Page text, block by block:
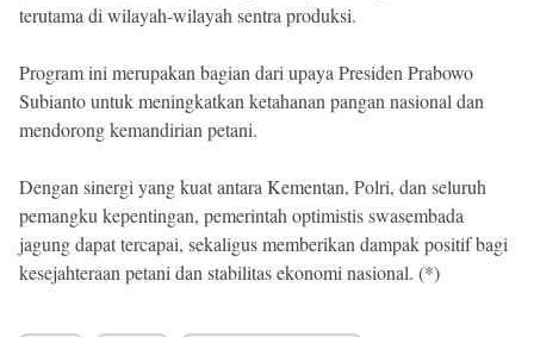
terutama di wilayah-wilayah sentra produksi.
Program ini merupakan bagian dari upaya Presiden Prabowo
Subianto untuk meningkatkan ketahanan pangan nasional dan
mendorong kemandirian petani.
Dengan sinergi yang kuat antara Kementan, Polri, dan seluruh
pemangku kepentingan, pemerintah optimistis swasembada
jagung dapat tercapai, sekaligus memberikan dampak positif bagi
kesejahteraan petani dan stabilitas ekonomi nasional. (*)